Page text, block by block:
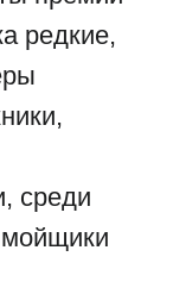
редкие,
среди